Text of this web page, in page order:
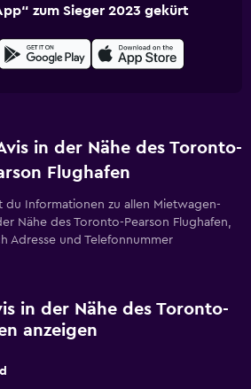
zum Sieger 2023 gekürt
in der Nähe des Toronto-
Flughafen
du Informationen zu allen Mietwagen-
Nähe des Toronto-Pearson Flughafen,
Adresse und Telefonnummer
in der Nähe des Toronto-
anzeigen